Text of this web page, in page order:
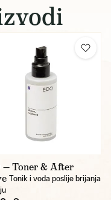
— Toner & After
Tonik i voda poslije brijanja